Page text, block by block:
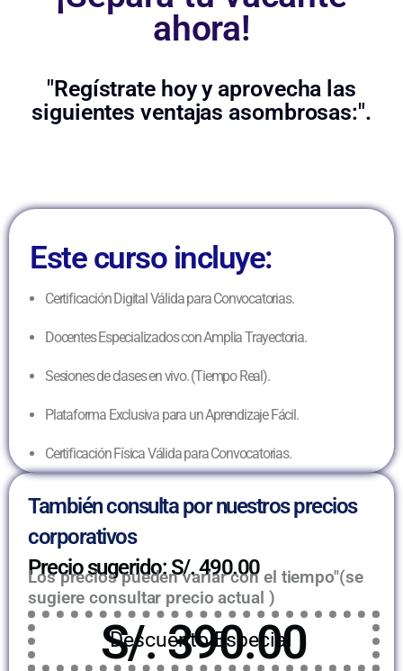
ahora!
"Regístrate hoy y aprovecha las
siguientes ventajas asombrosas:".
Este curso incluye:
Certificación Digital Válida para Convocatorias.
Docentes Especializados con Amplia Trayectoria.
Sesiones de clases en vivo. (Tiempo Real).
Plataforma Exclusiva para un Aprendizaje Fácil.
Certificación Física Válida para Convocatorias.
También consulta por nuestros precios
corporativos
Precio sugerido: S/. 490.00
Los precios pueden variar con el tiempo"(se
sugiere consultar precio actual )
Descuento Especial
S/. 390.00